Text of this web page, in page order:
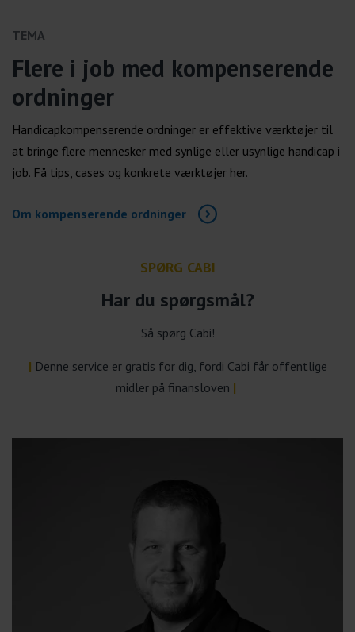
TEMA
Flere i job med kompenserende
ordninger
Handicapkompenserende ordninger er effektive værktøjer til
at bringe flere mennesker med synlige eller usynlige handicap i
job. Få tips, cases og konkrete værktøjer her.
Om kompenserende ordninger
SPØRG CABI
Har du spørgsmål?
Så spørg Cabi!
| Denne service er gratis for dig, fordi Cabi får offentlige
midler på finansloven |